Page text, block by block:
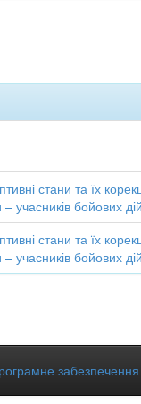
стани та їх
– учасників бойових
стани та їх
– учасників бойових